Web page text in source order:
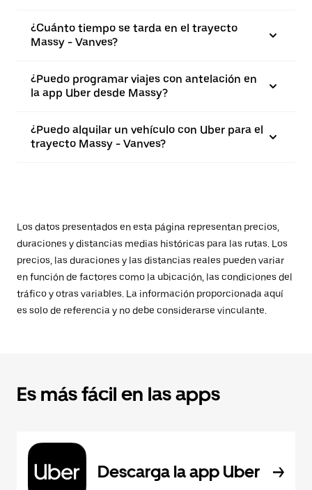
¿Cuánto tiempo se tarda en el trayecto
Massy - Vanves?
¿Puedo programar viajes con antelación en
la app Uber desde Massy?
¿Puedo alquilar un vehículo con Uber para el
trayecto Massy - Vanves?
Los datos presentados en esta página representan precios,
duraciones y distancias medias históricas para las rutas. Los
precios, las duraciones y las distancias reales pueden variar
en función de factores como la ubicación, las condiciones del
tráfico y otras variables. La información proporcionada aquí
es solo de referencia y no debe considerarse vinculante.
Es más fácil en las apps
Descarga la app Uber